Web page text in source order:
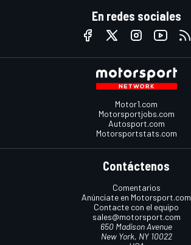
En redes sociales
Motor1.com
Motorsportjobs.com
Autosport.com
Motorsportstats.com
Contáctenos
Comentarios
Anúnciate en Motorsport.com
Contacte con el equipo
sales@motorsport.com
650 Madison Avenue
New York, NY 10022